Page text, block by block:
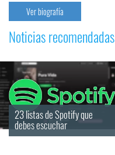
Ver biografía
Noticias recomendadas
23 listas de Spotify que
debes escuchar